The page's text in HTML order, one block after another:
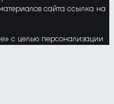
сайта ссылка на
с целью персонализации